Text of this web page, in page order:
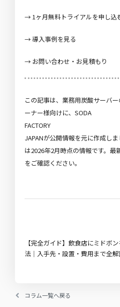
→1ヶ月無料トライアルを申し込
→導入事例を見る
→ お問い合わせ・お見積もり
この記事は、業務用炭酸サーバ
ーナー様向けに、SODA
FACTORY
JAPANが公開情報を元に作成し
は2026年2月時点の情報です。最
をご確認ください。
【完全ガイド】飲食店にミドボ
法｜入手先・設置・費用まで全
コラム一覧へ戻る